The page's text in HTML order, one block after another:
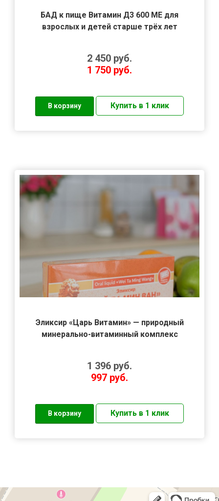
БАД к пище Витамин Д3 600 МЕ для
взрослых и детей старше трёх лет
2 450 руб.
1 750 руб.
Эликсир «Царь Витамин» — природный
минерально-витаминный комплекс
1 396 руб.
997 руб.